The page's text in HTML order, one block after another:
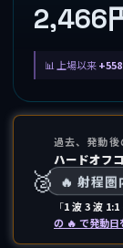
2,466
上場以来
🥈
過去、発動後
ハードオフ
🔥 射程
「1 波 3 波
の 🔥 で発動